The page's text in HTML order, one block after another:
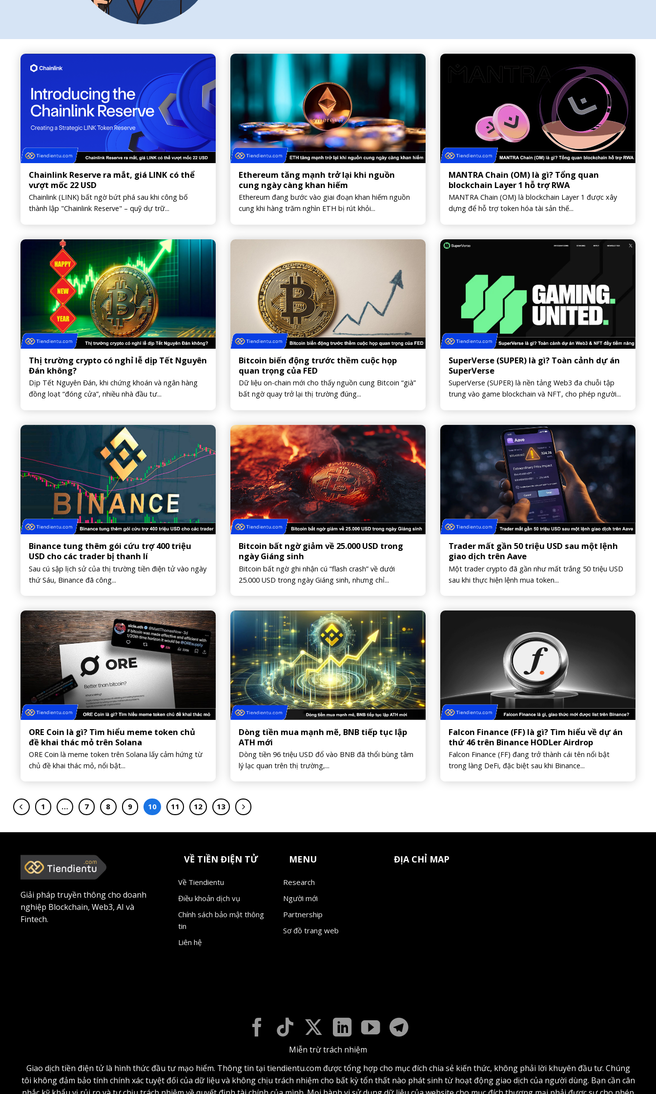
Chainlink Reserve ra mắt, giá LINK có thể
vượt mốc 22 USD
Chainlink (LINK) bất ngờ bứt phá sau khi công bố
thành lập "Chainlink Reserve" – quỹ dự trữ...
Ethereum tăng mạnh trở lại khi nguồn
cung ngày càng khan hiếm
Ethereum đang bước vào giai đoạn khan hiếm nguồn
cung khi hàng trăm nghìn ETH bị rút khỏi...
MANTRA Chain (OM) là gì? Tổng quan
blockchain Layer 1 hỗ trợ RWA
MANTRA Chain (OM) là blockchain Layer 1 được xây
dựng để hỗ trợ token hóa tài sản thế...
Thị trường crypto có nghỉ lễ dịp Tết Nguyên
Đán không?
Dịp Tết Nguyên Đán, khi chứng khoán và ngân hàng
đồng loạt “đóng cửa”, nhiều nhà đầu tư...
Bitcoin biến động trước thềm cuộc họp
quan trọng của FED
Dữ liệu on-chain mới cho thấy nguồn cung Bitcoin “già”
bất ngờ quay trở lại thị trường đúng...
SuperVerse (SUPER) là gì? Toàn cảnh dự án
SuperVerse
SuperVerse (SUPER) là nền tảng Web3 đa chuỗi tập
trung vào game blockchain và NFT, cho phép người...
Binance tung thêm gói cứu trợ 400 triệu
USD cho các trader bị thanh lí
Sau cú sập lịch sử của thị trường tiền điện tử vào ngày
thứ Sáu, Binance đã công...
Bitcoin bất ngờ giảm về 25.000 USD trong
ngày Giáng sinh
Bitcoin bất ngờ ghi nhận cú “flash crash” về dưới
25.000 USD trong ngày Giáng sinh, nhưng chỉ...
Trader mất gần 50 triệu USD sau một lệnh
giao dịch trên Aave
Một trader crypto đã gần như mất trắng 50 triệu USD
sau khi thực hiện lệnh mua token...
ORE Coin là gì? Tìm hiểu meme token chủ
đề khai thác mỏ trên Solana
ORE Coin là meme token trên Solana lấy cảm hứng từ
chủ đề khai thác mỏ, nổi bật...
Dòng tiền mua mạnh mẽ, BNB tiếp tục lập
ATH mới
Dòng tiền 96 triệu USD đổ vào BNB đã thổi bùng tâm
lý lạc quan trên thị trường,...
Falcon Finance (FF) là gì? Tìm hiểu về dự án
thứ 46 trên Binance HODLer Airdrop
Falcon Finance (FF) đang trở thành cái tên nổi bật
trong làng DeFi, đặc biệt sau khi Binance...
1 … 7 8 9 10 11 12 13
Giải pháp truyền thông cho doanh
nghiệp Blockchain, Web3, AI và
Fintech.
VỀ TIỀN ĐIỆN TỬ
Về Tiendientu
Điều khoản dịch vụ
Chính sách bảo mật thông
tin
Liên hệ
MENU
Research
Người mới
Partnership
Sơ đồ trang web
ĐỊA CHỈ MAP
Miễn trừ trách nhiệm
Giao dịch tiền điện tử là hình thức đầu tư mạo hiểm. Thông tin tại tiendientu.com được tổng hợp cho mục đích chia sẻ kiến thức, không phải lời khuyên đầu tư. Chúng
tôi không đảm bảo tính chính xác tuyệt đối của dữ liệu và không chịu trách nhiệm cho bất kỳ tổn thất nào phát sinh từ hoạt động giao dịch của người dùng. Bạn cần cân